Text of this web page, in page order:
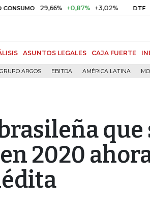
29,66% +0,87% +3,02% DTF 10,34%
ASUNTOS LEGALES CAJA FUERTE
GRUPO ARGOS EBITDA AMÉRICA LATINA
que
2020